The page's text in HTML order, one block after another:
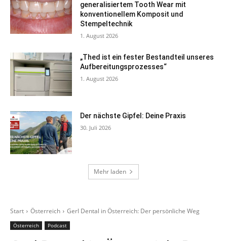
generalisiertem Tooth Wear mit
konventionellem Komposit und
Stempeltechnik
1. August 2026
„Thed ist ein fester Bestandteil unseres
Aufbereitungsprozesses“
1. August 2026
Der nächste Gipfel: Deine Praxis
30. Juli 2026
Mehr laden